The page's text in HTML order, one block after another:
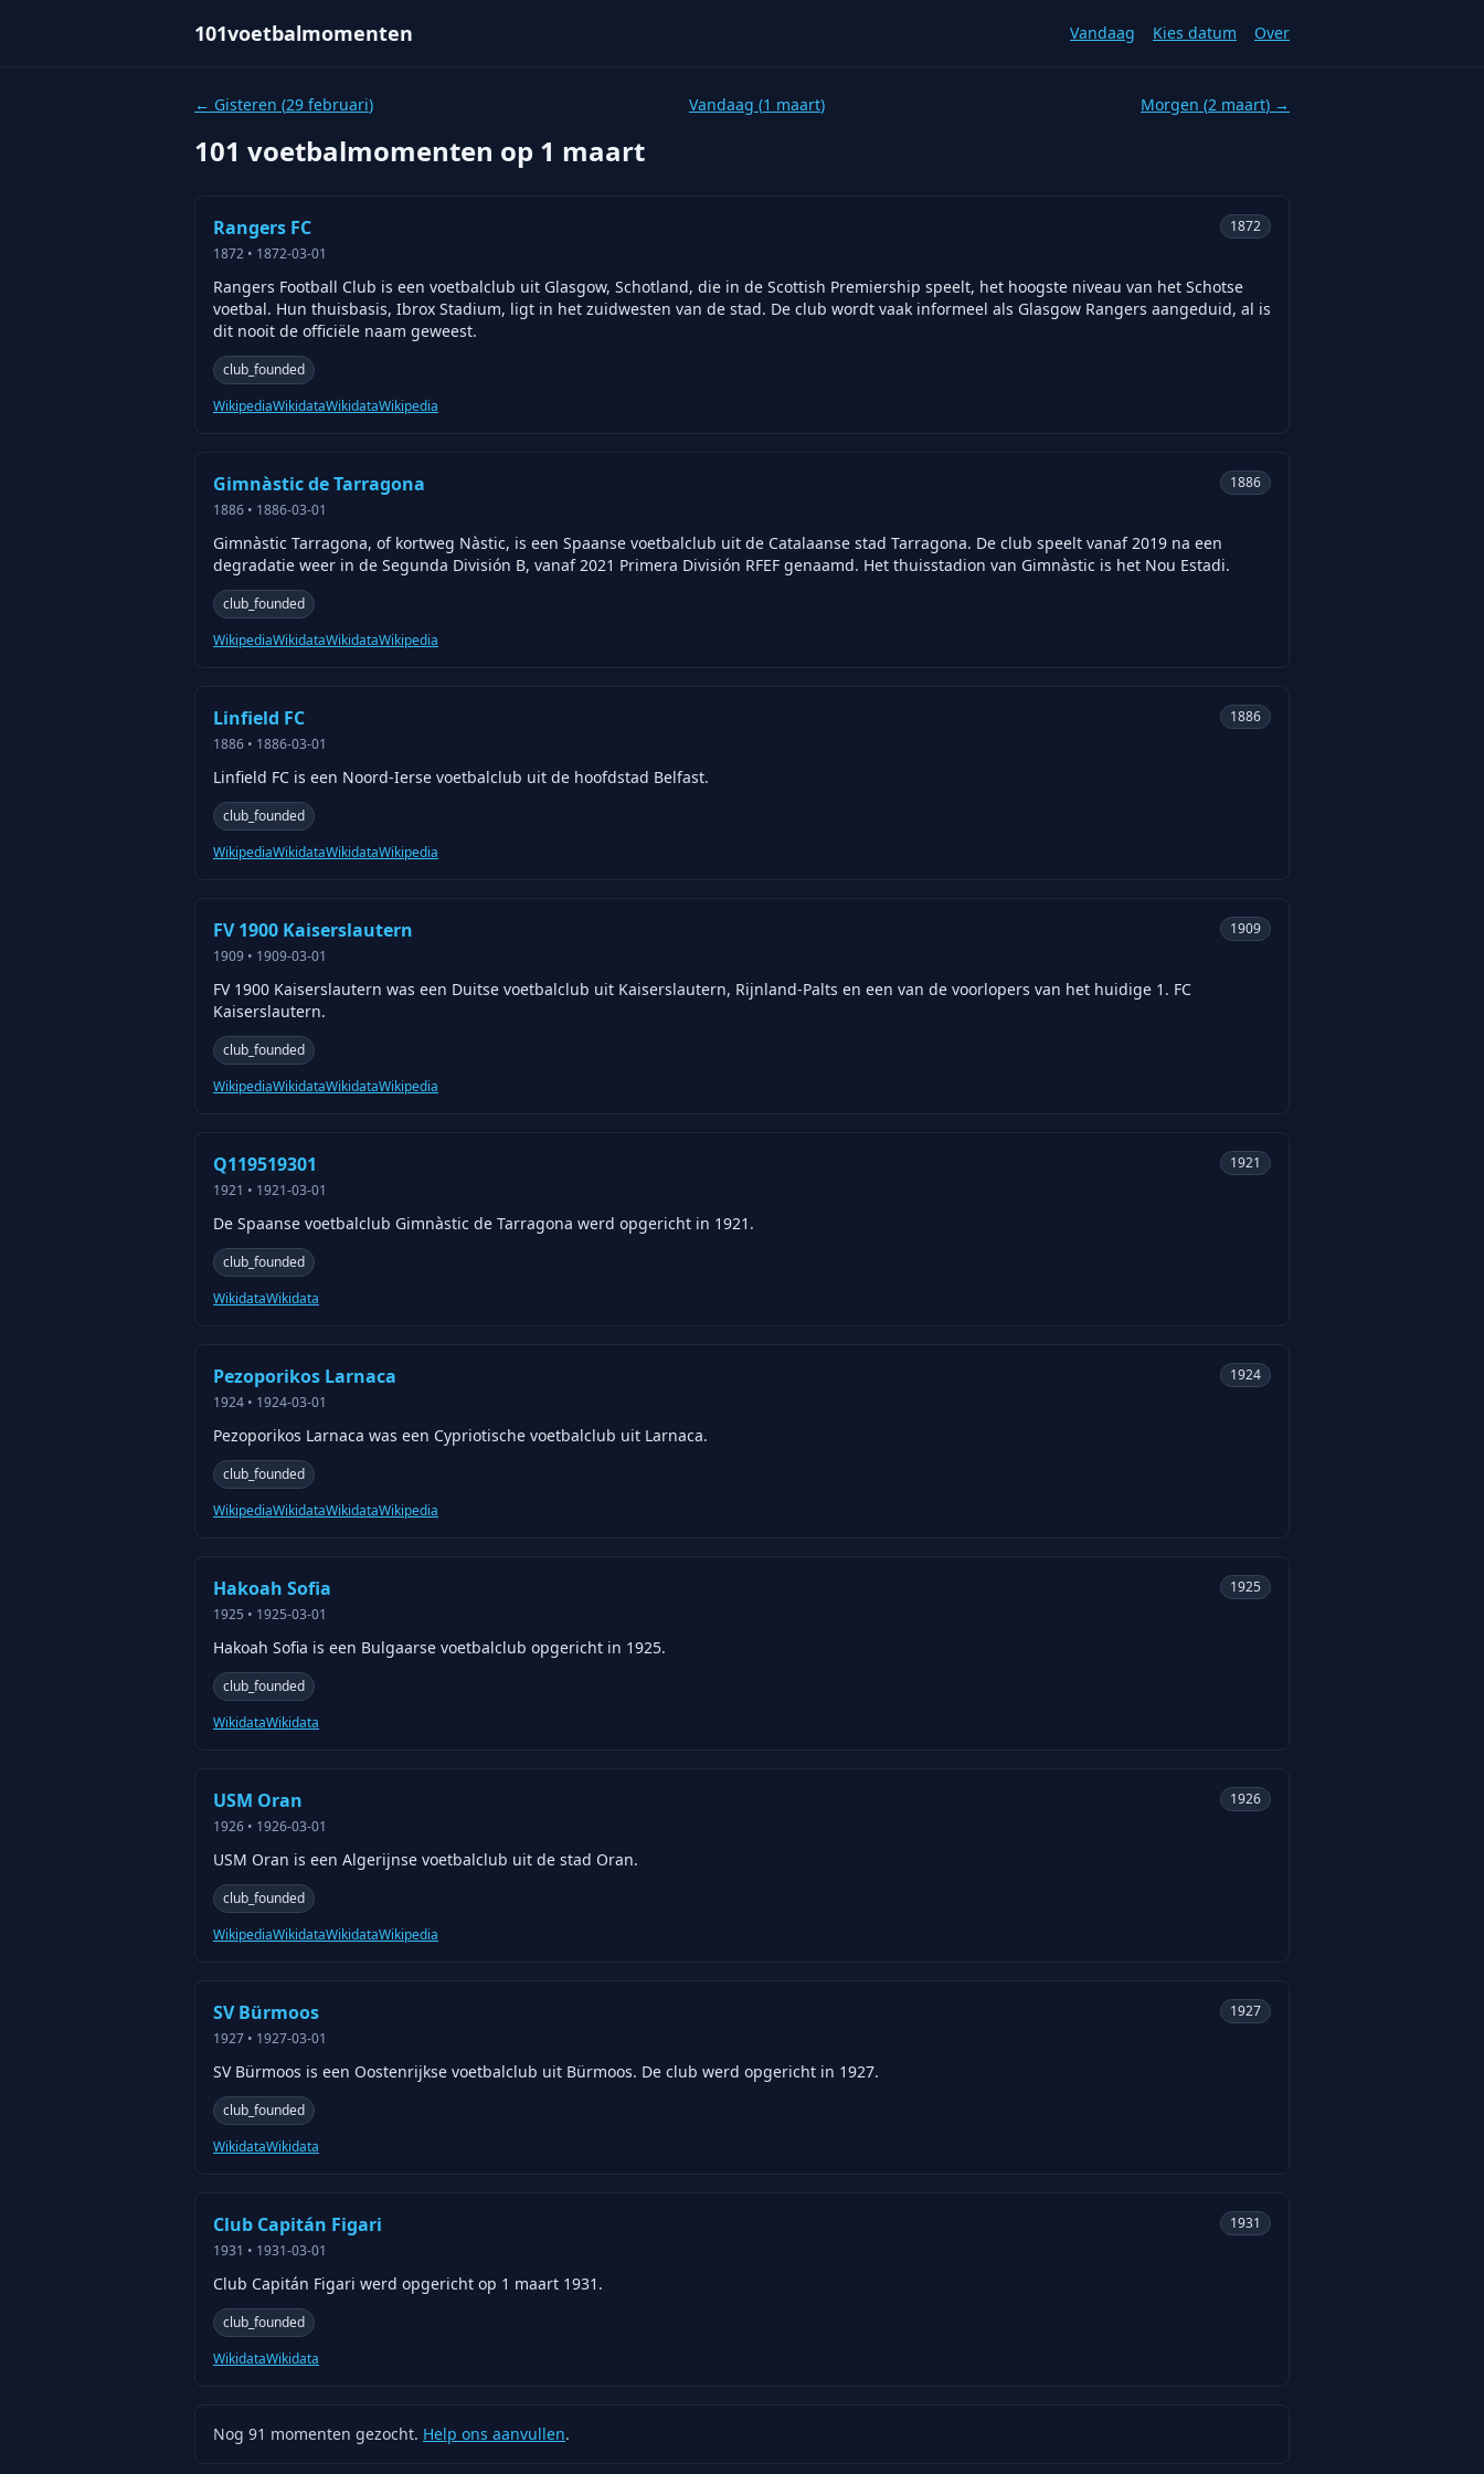
101voetbalmomenten Vandaag Kies datum Over
← Gisteren (29 februari) Vandaag (1 maart) Morgen (2 maart) →
101 voetbalmomenten op 1 maart
Rangers FC
1872 • 1872-03-01
1872
Rangers Football Club is een voetbalclub uit Glasgow, Schotland, die in de Scottish Premiership speelt, het hoogste niveau van het Schotse
voetbal. Hun thuisbasis, Ibrox Stadium, ligt in het zuidwesten van de stad. De club wordt vaak informeel als Glasgow Rangers aangeduid, al is
dit nooit de officiële naam geweest.
club_founded
WikipediaWikidataWikidataWikipedia
Gimnàstic de Tarragona
1886 • 1886-03-01
1886
Gimnàstic Tarragona, of kortweg Nàstic, is een Spaanse voetbalclub uit de Catalaanse stad Tarragona. De club speelt vanaf 2019 na een
degradatie weer in de Segunda División B, vanaf 2021 Primera División RFEF genaamd. Het thuisstadion van Gimnàstic is het Nou Estadi.
club_founded
WikipediaWikidataWikidataWikipedia
Linfield FC
1886 • 1886-03-01
1886
Linfield FC is een Noord-Ierse voetbalclub uit de hoofdstad Belfast.
club_founded
WikipediaWikidataWikidataWikipedia
FV 1900 Kaiserslautern
1909 • 1909-03-01
1909
FV 1900 Kaiserslautern was een Duitse voetbalclub uit Kaiserslautern, Rijnland-Palts en een van de voorlopers van het huidige 1. FC
Kaiserslautern.
club_founded
WikipediaWikidataWikidataWikipedia
Q119519301
1921 • 1921-03-01
1921
De Spaanse voetbalclub Gimnàstic de Tarragona werd opgericht in 1921.
club_founded
WikidataWikidata
Pezoporikos Larnaca
1924 • 1924-03-01
1924
Pezoporikos Larnaca was een Cypriotische voetbalclub uit Larnaca.
club_founded
WikipediaWikidataWikidataWikipedia
Hakoah Sofia
1925 • 1925-03-01
1925
Hakoah Sofia is een Bulgaarse voetbalclub opgericht in 1925.
club_founded
WikidataWikidata
USM Oran
1926 • 1926-03-01
1926
USM Oran is een Algerijnse voetbalclub uit de stad Oran.
club_founded
WikipediaWikidataWikidataWikipedia
SV Bürmoos
1927 • 1927-03-01
1927
SV Bürmoos is een Oostenrijkse voetbalclub uit Bürmoos. De club werd opgericht in 1927.
club_founded
WikidataWikidata
Club Capitán Figari
1931 • 1931-03-01
1931
Club Capitán Figari werd opgericht op 1 maart 1931.
club_founded
WikidataWikidata
Nog 91 momenten gezocht. Help ons aanvullen.